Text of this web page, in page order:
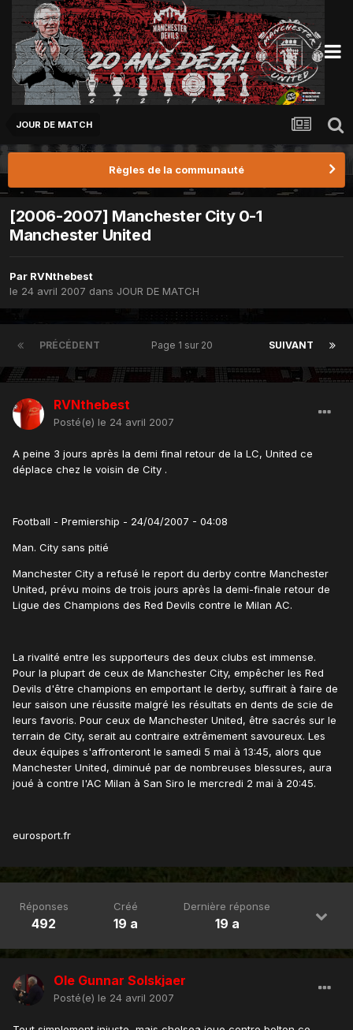
JOUR DE MATCH
Règles de la communauté
[2006-2007] Manchester City 0-1
Manchester United
Par RVNthebest
le 24 avril 2007 dans JOUR DE MATCH
PRÉCÉDENT SUIVANT
Page 1 sur 20
RVNthebest
Posté(e) le 24 avril 2007
A peine 3 jours après la demi final retour de la LC, United ce
déplace chez le voisin de City .
Football - Premiership - 24/04/2007 - 04:08
Man. City sans pitié
Manchester City a refusé le report du derby contre Manchester
United, prévu moins de trois jours après la demi-finale retour de
Ligue des Champions des Red Devils contre le Milan AC.
La rivalité entre les supporteurs des deux clubs est immense.
Pour la plupart de ceux de Manchester City, empêcher les Red
Devils d'être champions en emportant le derby, suffirait à faire de
leur saison une réussite malgré les résultats en dents de scie de
leurs favoris. Pour ceux de Manchester United, être sacrés sur le
terrain de City, serait au contraire extrêmement savoureux. Les
deux équipes s'affronteront le samedi 5 mai à 13:45, alors que
Manchester United, diminué par de nombreuses blessures, aura
joué à contre l'AC Milan à San Siro le mercredi 2 mai à 20:45.
eurosport.fr
Réponses
492
Créé
19 a
Dernière réponse
19 a
Ole Gunnar Solskjaer
Posté(e) le 24 avril 2007